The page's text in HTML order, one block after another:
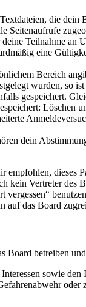
die
Teilnahme an
eine
Bereich
wurden, so
gespeichert.
Löschen
dein
kein Vertreter
auf das Board
Board betreiben
sowie